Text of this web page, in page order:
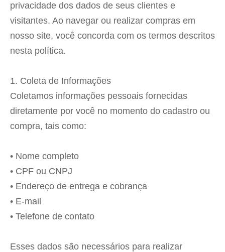
privacidade dos dados de seus clientes e
visitantes. Ao navegar ou realizar compras em
nosso site, você concorda com os termos descritos
nesta política.
1. Coleta de Informações
Coletamos informações pessoais fornecidas
diretamente por você no momento do cadastro ou
compra, tais como:
• Nome completo
• CPF ou CNPJ
• Endereço de entrega e cobrança
• E-mail
• Telefone de contato
Esses dados são necessários para realizar